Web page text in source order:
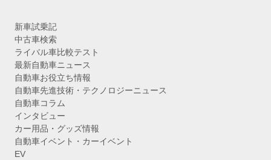
新車試乗記
中古車検索
ライバル車比較テスト
最新自動車ニュース
自動車お役立ち情報
自動車先進技術・テクノロジーニュース
自動車コラム
インタビュー
カー用品・グッズ情報
自動車イベント・カーイベント
EV